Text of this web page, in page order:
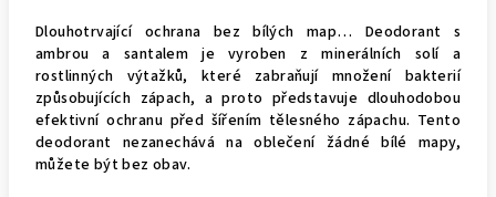
Dlouhotrvající ochrana bez bílých map… Deodorant s
ambrou a santalem je vyroben z minerálních solí a
rostlinných výtažků, které zabraňují množení bakterií
způsobujících zápach, a proto představuje dlouhodobou
efektivní ochranu před šířením tělesného zápachu. Tento
deodorant nezanechává na oblečení žádné bílé mapy,
můžete být bez obav.